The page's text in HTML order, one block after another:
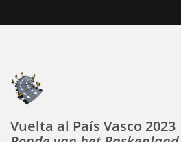
Vuelta al País Vasco 2023